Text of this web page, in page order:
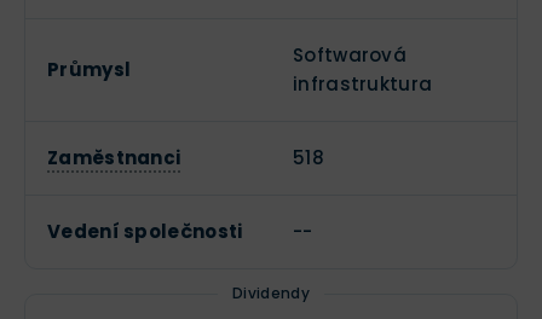
Průmysl
Softwarová
infrastruktura
Zaměstnanci 518
Vedení společnosti --
Dividendy